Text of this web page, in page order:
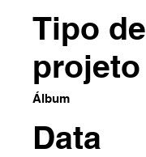
Tipo de
projeto
Álbum
Data